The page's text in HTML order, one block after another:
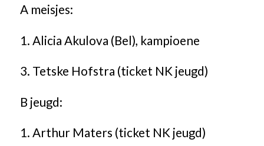
A meisjes:
1. Alicia Akulova (Bel), kampioene
3. Tetske Hofstra (ticket NK jeugd)
B jeugd:
1. Arthur Maters (ticket NK jeugd)